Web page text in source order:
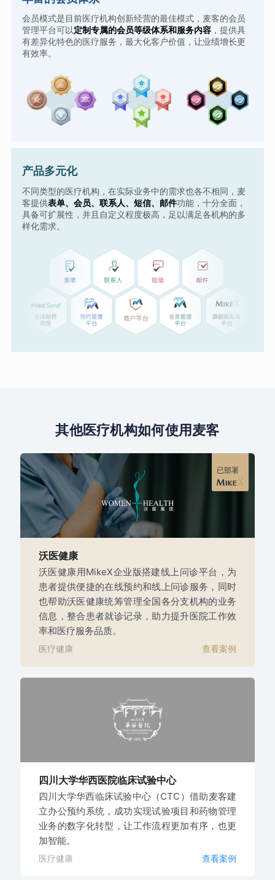
会员模式是目前医疗机构创新经营的最佳模式，麦客的会员
管理平台可以定制专属的会员等级体系和服务内容，提供具
有差异化特色的医疗服务，最大化客户价值，让业绩增长更
有效率。
产品多元化
不同类型的医疗机构，在实际业务中的需求也各不相同，麦
客提供表单、会员、联系人、短信、邮件功能，十分全面，
具备可扩展性，并且自定义程度极高，足以满足各机构的多
样化需求。
其他医疗机构如何使用麦客
已部署
沃医健康
沃医健康用MikeX企业版搭建线上问诊平台，为
患者提供便捷的在线预约和线上问诊服务，同时
也帮助沃医健康统筹管理全国各分支机构的业务
信息，整合患者就诊记录，助力提升医院工作效
率和医疗服务品质。
医疗健康 查看案例
四川大学华西医院临床试验中心
四川大学华西临床试验中心（CTC）借助麦客建
立办公预约系统，成功实现试验项目和药物管理
业务的数字化转型，让工作流程更加有序，也更
加智能。
医疗健康 查看案例